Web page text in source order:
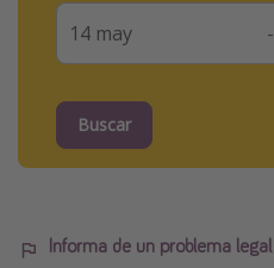
-
Buscar
Informa de un problema legal